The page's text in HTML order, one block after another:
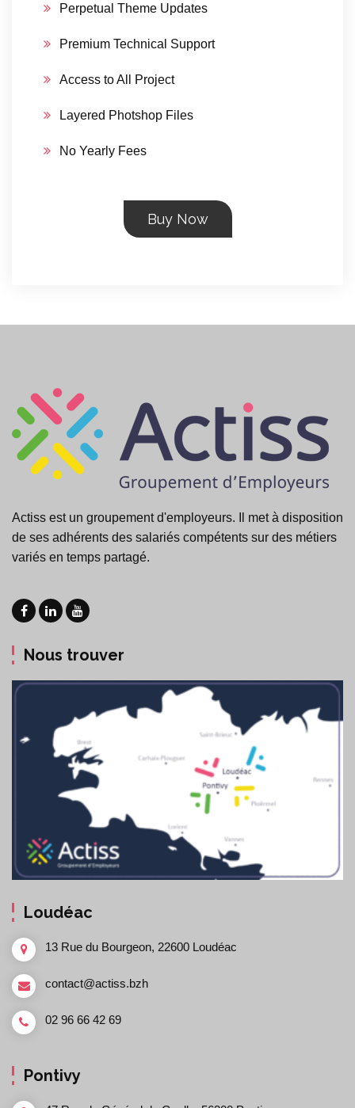
Perpetual Theme Updates
Premium Technical Support
Access to All Project
Layered Photshop Files
No Yearly Fees
Buy Now
Actiss est un groupement d'employeurs. Il met à disposition
de ses adhérents des salariés compétents sur des métiers
variés en temps partagé.
Nous trouver
Loudéac
13 Rue du Bourgeon, 22600 Loudéac
contact@actiss.bzh
02 96 66 42 69
Pontivy